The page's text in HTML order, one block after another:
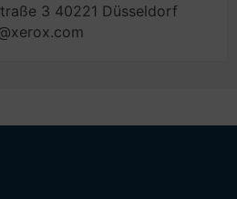
3 40221 Düsseldorf